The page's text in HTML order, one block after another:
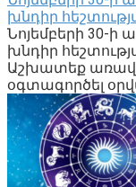
խնդիր
Նոյեմբերի 30-ի
խնդիր
Աշխատեք
օգտագործել